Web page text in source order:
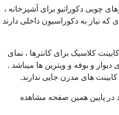
چوبی دکوراتیو برای آشپزخانه ،
نیاز به دکوراسیون داخلی دارند
کلاسیک برای کانترها ، نمای
و بوفه و ویترین ها میباشد .
های مدرن جایی ندارند.
در پایین همین صفحه مشاهده